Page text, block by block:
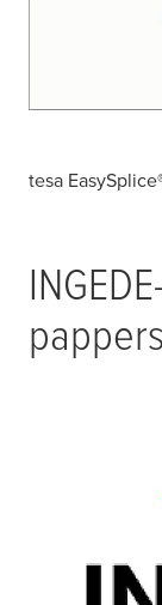
tesa